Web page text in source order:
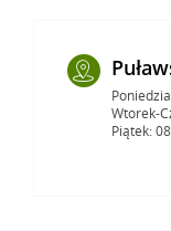
Wtorek-
Piątek: